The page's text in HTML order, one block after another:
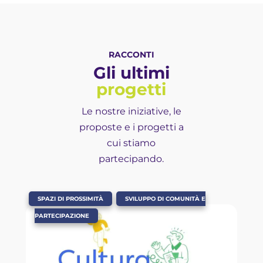
RACCONTI
Gli ultimi
progetti
Le nostre iniziative, le
proposte e i progetti a
cui stiamo
partecipando.
SPAZI DI PROSSIMITÀ SVILUPPO DI COMUNITÀ E
PARTECIPAZIONE